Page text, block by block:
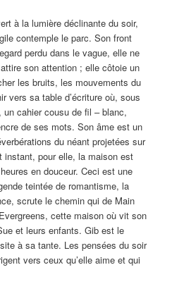
à la lumière déclinante du soir,
contemple le parc. Son front
perdu dans le vague, elle ne
son attention ; elle côtoie un
les bruits, les mouvements du
vers sa table d’écriture où, sous
cahier cousu de fil – blanc,
de ses mots. Son âme est un
du néant projetées sur
instant, pour elle, la maison est
en douceur. Ceci est une
teintée de romantisme, la
scrute le chemin qui de Main
cette maison où vit son
et leurs enfants. Gib est le
à sa tante. Les pensées du soir
vers ceux qu’elle aime et qui